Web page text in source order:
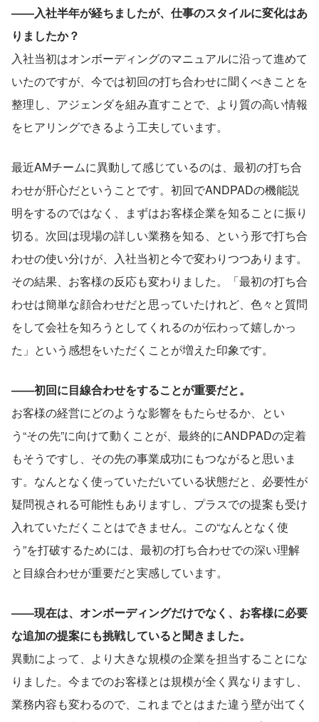
――入社半年が経ちましたが、仕事のスタイルに変化はあ
りましたか？
入社当初はオンボーディングのマニュアルに沿って進めて
いたのですが、今では初回の打ち合わせに聞くべきことを
整理し、アジェンダを組み直すことで、より質の高い情報
をヒアリングできるよう工夫しています。
最近AMチームに異動して感じているのは、最初の打ち合
わせが肝心だということです。初回でANDPADの機能説
明をするのではなく、まずはお客様企業を知ることに振り
切る。次回は現場の詳しい業務を知る、という形で打ち合
わせの使い分けが、入社当初と今で変わりつつあります。
その結果、お客様の反応も変わりました。「最初の打ち合
わせは簡単な顔合わせだと思っていたけれど、色々と質問
をして会社を知ろうとしてくれるのが伝わって嬉しかっ
た」という感想をいただくことが増えた印象です。
――初回に目線合わせをすることが重要だと。
お客様の経営にどのような影響をもたらせるか、とい
う“その先”に向けて動くことが、最終的にANDPADの定着
もそうですし、その先の事業成功にもつながると思いま
す。なんとなく使っていただいている状態だと、必要性が
疑問視される可能性もありますし、プラスでの提案も受け
入れていただくことはできません。この“なんとなく使
う”を打破するためには、最初の打ち合わせでの深い理解
と目線合わせが重要だと実感しています。
――現在は、オンボーディングだけでなく、お客様に必要
な追加の提案にも挑戦していると聞きました。
異動によって、より大きな規模の企業を担当することにな
りました。今までのお客様とは規模が全く異なりますし、
業務内容も変わるので、これまでとはまた違う壁が出てく